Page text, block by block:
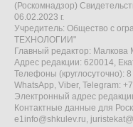
(Роскомнадзор)
06.02.2023 г.
Учредитель: Общество с
ТЕХНОЛОГИИ"
Главный редактор:
Адрес редакции: 620014,
Телефоны (круглосуточно):
WhatsApp, Viber, Telegram:
Электронный адрес
Контактные данные для
e1info@shkulev.ru,